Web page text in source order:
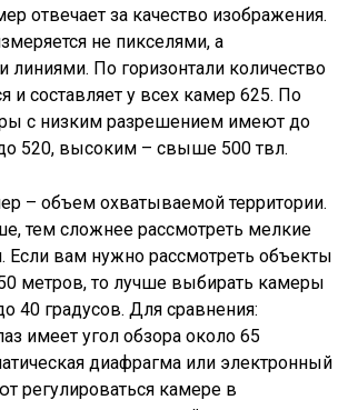
отвечает за качество изображения.
не пикселями, а
линиями. По горизонтали количество
и составляет у всех камер 625. По
с низким разрешением имеют до
520, высоким – свыше 500 твл.
– объем охватываемой территории.
тем сложнее рассмотреть мелкие
Если вам нужно рассмотреть объекты
метров, то лучше выбирать камеры
40 градусов. Для сравнения:
имеет угол обзора около 65
диафрагма или электронный
регулироваться камере в